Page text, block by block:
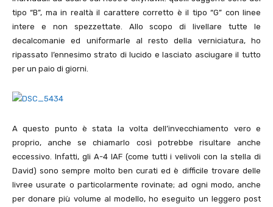
tipo “B”, ma in realtà il carattere corretto è il tipo “G” con linee
intere e non spezzettate. Allo scopo di livellare tutte le
decalcomanie ed uniformarle al resto della verniciatura, ho
ripassato l’ennesimo strato di lucido e lasciato asciugare il tutto
per un paio di giorni.
A questo punto è stata la volta dell’invecchiamento vero e
proprio, anche se chiamarlo così potrebbe risultare anche
eccessivo. Infatti, gli A-4 IAF (come tutti i velivoli con la stella di
David) sono sempre molto ben curati ed è difficile trovare delle
livree usurate o particolarmente rovinate; ad ogni modo, anche
per donare più volume al modello, ho eseguito un leggero post